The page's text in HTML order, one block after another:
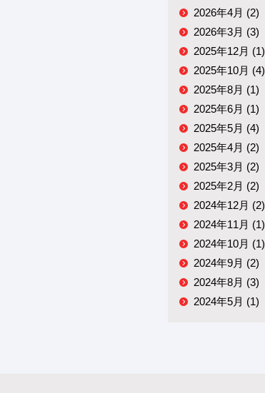
2026年4月 (2)
2026年3月 (3)
2025年12月 (1)
2025年10月 (4)
2025年8月 (1)
2025年6月 (1)
2025年5月 (4)
2025年4月 (2)
2025年3月 (2)
2025年2月 (2)
2024年12月 (2)
2024年11月 (1)
2024年10月 (1)
2024年9月 (2)
2024年8月 (3)
2024年5月 (1)